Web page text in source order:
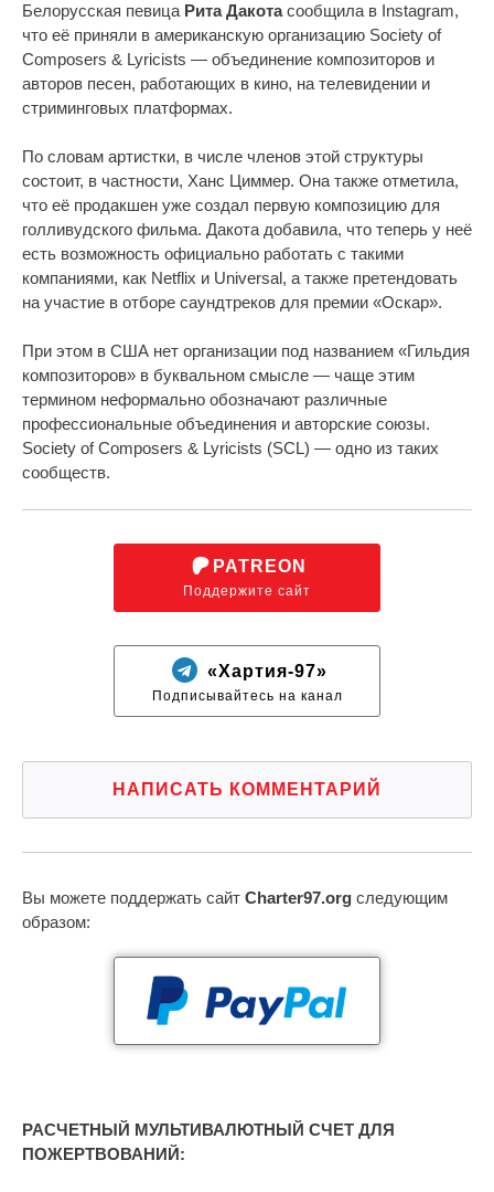
Белорусская певица Рита Дакотасообщила в Instagram,
что её приняли в американскую организацию Society of
Composers & Lyricists — объединение композиторов и
авторов песен, работающих в кино, на телевидении и
стриминговых платформах.
По словам артистки, в числе членов этой структуры
состоит, в частности, Ханс Циммер. Она также отметила,
что её продакшен уже создал первую композицию для
голливудского фильма. Дакота добавила, что теперь у неё
есть возможность официально работать с такими
компаниями, как Netflix и Universal, а также претендовать
на участие в отборе саундтреков для премии «Оскар».
При этом в США нет организации под названием «Гильдия
композиторов» в буквальном смысле — чаще этим
термином неформально обозначают различные
профессиональные объединения и авторские союзы.
Society of Composers & Lyricists (SCL) — одно из таких
сообществ.
PATREON
Поддержите сайт
«Хартия-97»
Подписывайтесь на канал
НАПИСАТЬ КОММЕНТАРИЙ
Вы можете поддержать сайт Charter97.org следующим
образом:
РАСЧЕТНЫЙ МУЛЬТИВАЛЮТНЫЙ СЧЕТ ДЛЯ
ПОЖЕРТВОВАНИЙ: